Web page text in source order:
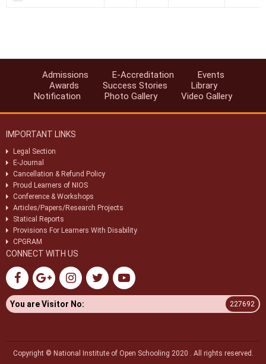
Admissions E-Accreditation
Events
Awards
Success Stories
Library
Notification
Photo Gallery Video Gallery
IMPORTANT LINKS
Legal Section
E-Journal
Cancellation & Refund Policy
Proud Learners of NIOS
Conference & Workshops
Articles/Papers/Research Projects
Statical Reports
Provisions For Learners With Disability
CPGRAM
CONNECT WITH US
You are Visitor No: 227692
Copyright © National Institute of Open Schooling 2020 . All rights reserved.